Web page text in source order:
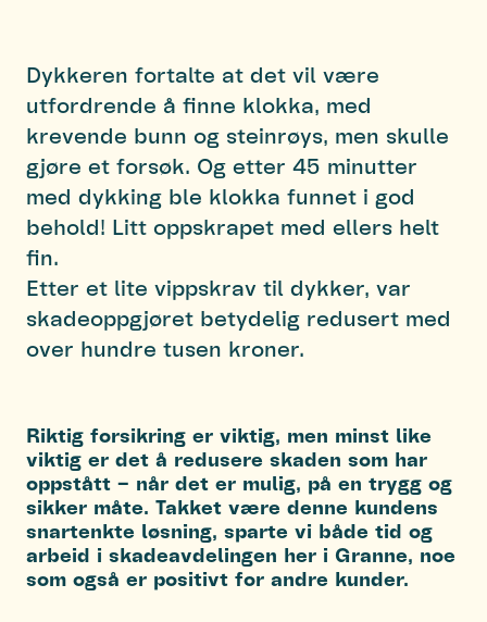
Dykkeren fortalte at det vil være
utfordrende å finne klokka, med
krevende bunn og steinrøys, men skulle
gjøre et forsøk. Og etter 45 minutter
med dykking ble klokka funnet i god
behold! Litt oppskrapet med ellers helt
fin.
Etter et lite vippskrav til dykker, var
skadeoppgjøret betydelig redusert med
over hundre tusen kroner.
Riktig forsikring er viktig, men minst like
viktig er det å redusere skaden som har
oppstått – når det er mulig, på en trygg og
sikker måte. Takket være denne kundens
snartenkte løsning, sparte vi både tid og
arbeid i skadeavdelingen her i Granne, noe
som også er positivt for andre kunder.